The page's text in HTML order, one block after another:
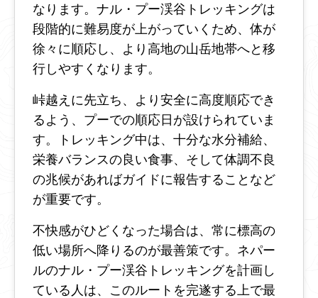
なります。ナル・プー渓谷トレッキングは
段階的に難易度が上がっていくため、体が
徐々に順応し、より高地の山岳地帯へと移
行しやすくなります。
峠越えに先立ち、より安全に高度順応でき
るよう、プーでの順応日が設けられていま
す。トレッキング中は、十分な水分補給、
栄養バランスの良い食事、そして体調不良
の兆候があればガイドに報告することなど
が重要です。
不快感がひどくなった場合は、常に標高の
低い場所へ降りるのが最善策です。ネパー
ルのナル・プー渓谷トレッキングを計画し
ている人は、このルートを完遂する上で最